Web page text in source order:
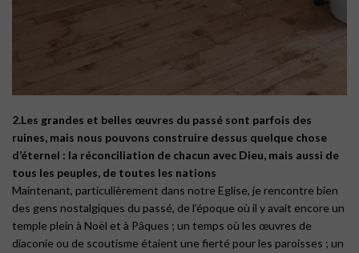
2.Les grandes et belles œuvres du passé sont parfois des
ruines, mais nous pouvons construire dessus quelque chose
d’éternel : la réconciliation de chacun avec Dieu, mais aussi de
tous les peuples, de toutes les nations
Maintenant, particulièrement dans notre Eglise, je rencontre bien
des gens nostalgiques du passé, de l’époque où il y avait encore un
temple plein à Noël et à Pâques ; un temps où les œuvres de
diaconie ou de scoutisme étaient une fierté pour les paroisses ; un